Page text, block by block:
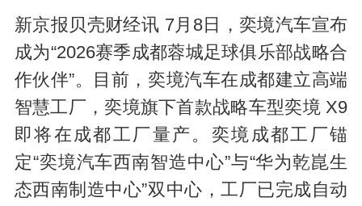
新京报贝壳财经讯 7月8日，奕境汽车宣布
成为“2026赛季成都蓉城足球俱乐部战略合
作伙伴”。目前，奕境汽车在成都建立高端
智慧工厂，奕境旗下首款战略车型奕境 X9
即将在成都工厂量产。奕境成都工厂锚
定“奕境汽车西南智造中心”与“华为乾崑生
态西南制造中心”双中心，工厂已完成自动